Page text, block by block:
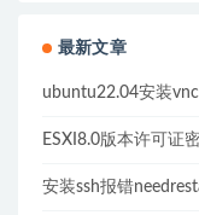
最新文章
ubuntu22.04安装
ESXI8.0版本许可证
安装ssh报错